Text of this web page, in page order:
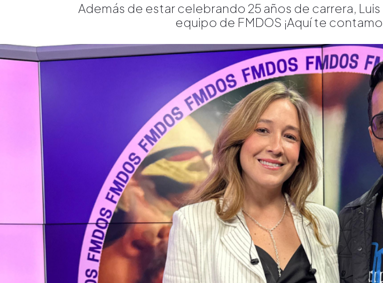
Además de estar celebrando 25 años de carrera,
equipo de FMDOS ¡Aquí te